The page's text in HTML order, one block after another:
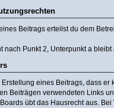
Beitrags erteilst du dem
nach Punkt 2, Unterpunkt a
Erstellung eines Beitrags, dass
Beiträgen verwendeten Links
übt das Hausrecht aus.